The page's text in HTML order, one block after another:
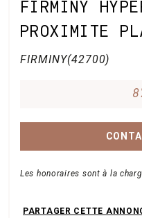
FIRMINY
PROXIMITE
FIRMINY(42700)
Les honoraires sont à la